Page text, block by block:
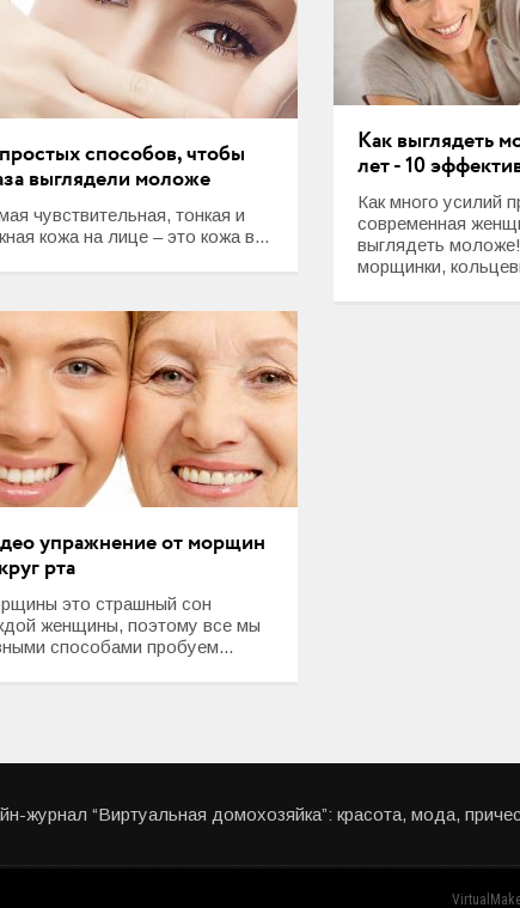
способов, чтобы
выглядели моложе
чувствительная, тонкая и
кожа на лице – это кожа в...
Как выглядеть
лет - 10
Как много усилий
современная
выглядеть
морщинки,
упражнение от морщин
рта
это страшный сон
женщины, поэтому все мы
способами пробуем...
журнал “Виртуальная домохозяйка”: красота, мода,